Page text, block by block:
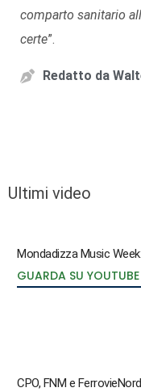
comparto sanitario
certe”.
Redatto da
Ultimi video
Mondadizza Music
GUARDA SU YOUTUBE
CPO, FNM e